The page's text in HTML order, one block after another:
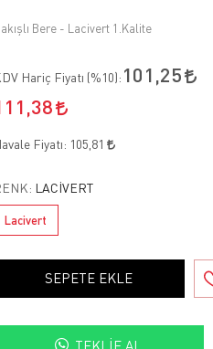
Bere - Lacivert 1.Kalite
Hariç Fiyatı (%10): 101,25
Fiyatı: 105,81
LACIVERT
Lacivert
SEPETE EKLE
TEKLIF AL